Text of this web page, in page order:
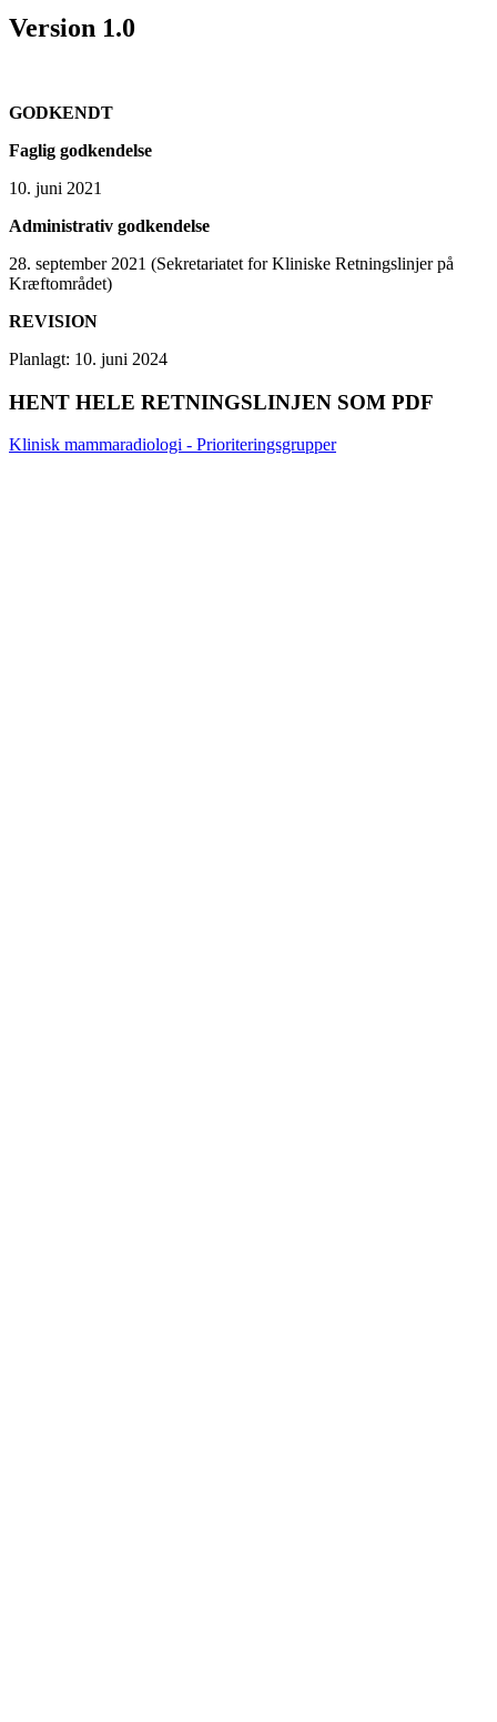
Version 1.0
GODKENDT
Faglig godkendelse
10. juni 2021
Administrativ godkendelse
28. september 2021 (Sekretariatet for Kliniske Retningslinjer på
Kræftområdet)
REVISION
Planlagt: 10. juni 2024
HENT HELE RETNINGSLINJEN SOM PDF
Klinisk mammaradiologi - Prioriteringsgrupper